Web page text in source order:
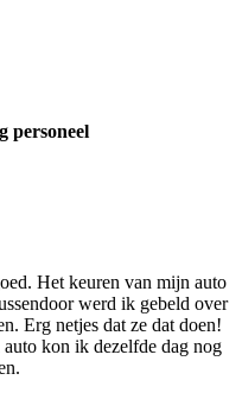
personeel
Het keuren van mijn auto
werd ik gebeld over
Erg netjes dat ze dat doen!
kon ik dezelfde dag nog